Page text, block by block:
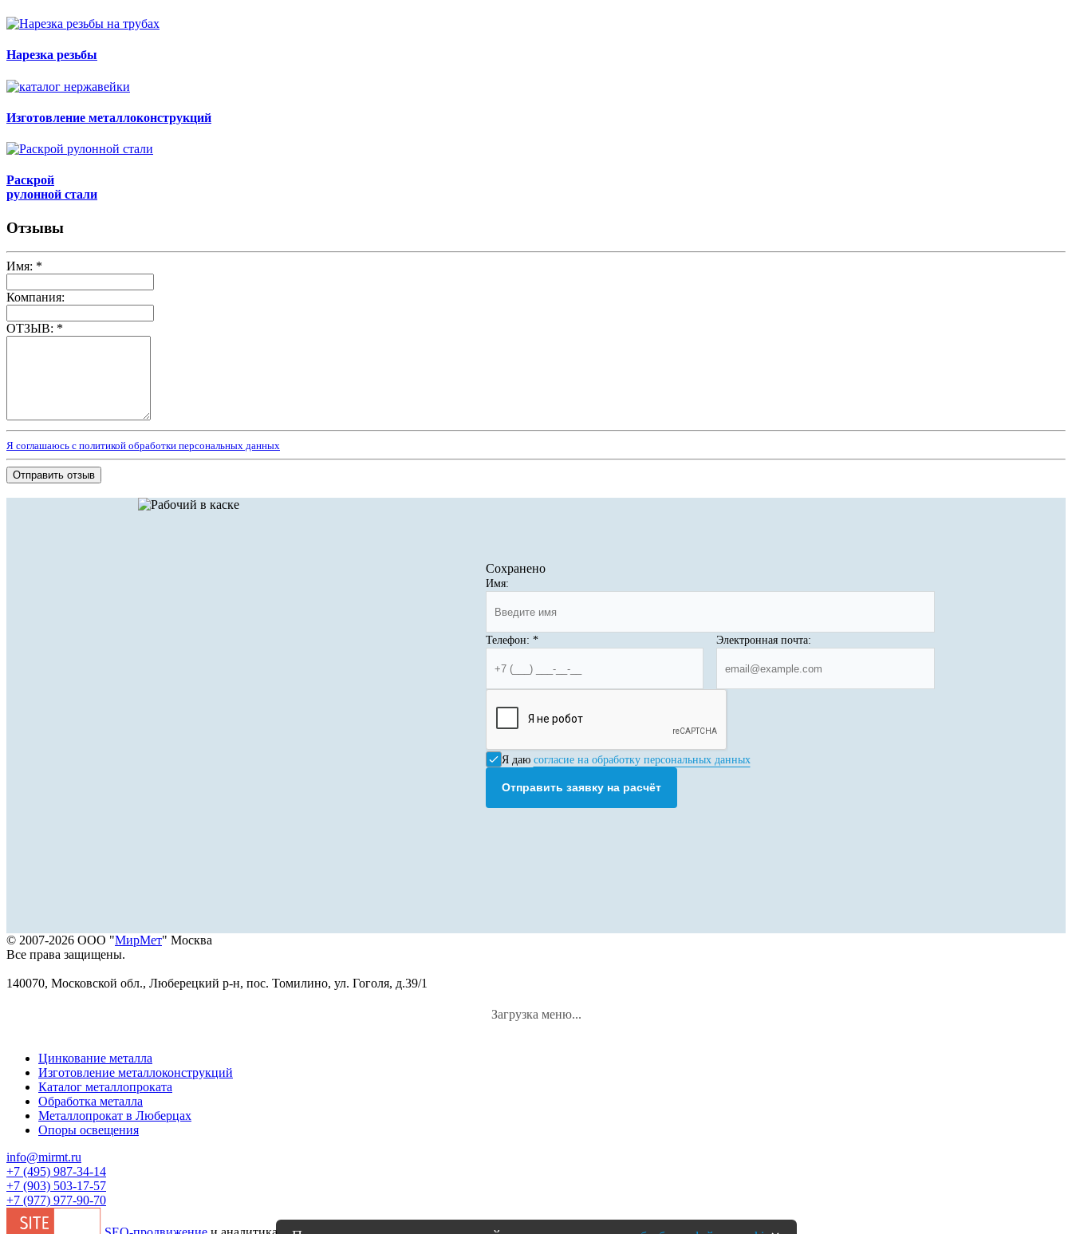
Нарезка резьбы
Изготовление металлоконструкций
Раскрой
рулонной стали
Отзывы
Имя: *
Компания:
ОТЗЫВ: *
Я соглашаюсь с политикой обработки персональных данных
Отправить отзыв
Сохранено
Имя:
Телефон: * Электронная почта:
Я даю согласие на обработку персональных данных
Отправить заявку на расчёт
© 2007-2026 ООО "МирМет" Москва
Все права защищены.
140070, Московской обл., Люберецкий р-н, пос. Томилино, ул. Гоголя, д.39/1
Загрузка меню...
Цинкование металла
Изготовление металлоконструкций
Каталог металлопроката
Обработка металла
Металлопрокат в Люберцах
Опоры освещения
info@mirmt.ru
+7 (495) 987-34-14
+7 (903) 503-17-57
+7 (977) 977-90-70